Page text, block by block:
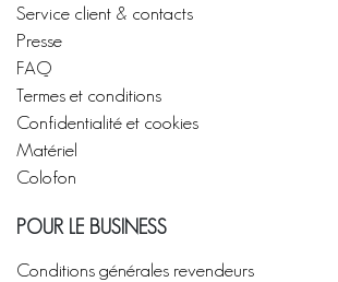
Service client & contacts
Presse
FAQ
Termes et conditions
Confidentialité et cookies
Matériel
Colofon
POUR LE BUSINESS
Conditions générales revendeurs